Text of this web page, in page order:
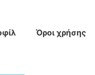
Όροι χρήσης